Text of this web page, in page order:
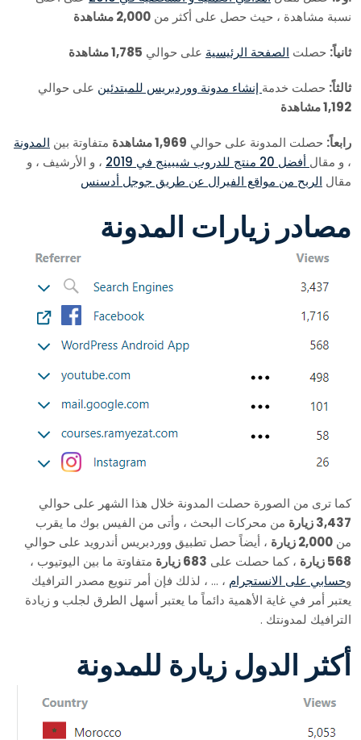
نسبة مشاهدة ، حيث حصل على أكثر من 2,000 مشاهدة
ثانياً: حصلت الصفحة الرئيسية على حوالي 1,785 مشاهدة
ثالثاً: حصلت خدمة إنشاء مدونة ووردبريس للمبتدئين على حوالي
1,192 مشاهدة
رابعاً: حصلت المدونة على حوالي 1,969 مشاهدة متفاوتة بين المدونة
، و مقال أفضل 20 منتج للدروب شيبينج في 2019
، و الأرشيف ، و
مقال الربح من مواقع الفيرال عن طريق جوجل أدسنس
مصادر زيارات المدونة
كما ترى من الصورة حصلت المدونة خلال هذا الشهر على حوالي
3,437 زيارة
من محركات البحث ، وأتى من الفيس بوك ما يقرب
من 2,000 زيارة
، أيضاً حصل تطبيق ووردبريس أندرويد على حوالي
568 زيارة
، كما حصلت على 683 زيارة
متفاوتة ما بين اليوتيوب ،
وحسابي على الانستجرام ، … ، لذلك فإن أمر تنويع مصدر الترافيك
يعتبر أمر في غاية الأهمية دائماً ما يعتبر أسهل الطرق لجلب و زيادة
الترافيك لمدونتك .
أكثر الدول زيارة للمدونة